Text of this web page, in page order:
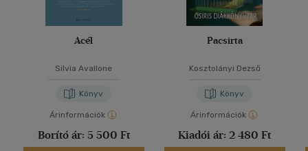
Acél
Silvia Avallone
Könyv
Árinformációk
Borító ár: 5 500 Ft
Pacsirta
Kosztolányi Dezső
Könyv
Árinformációk
Kiadói ár: 2 480 Ft